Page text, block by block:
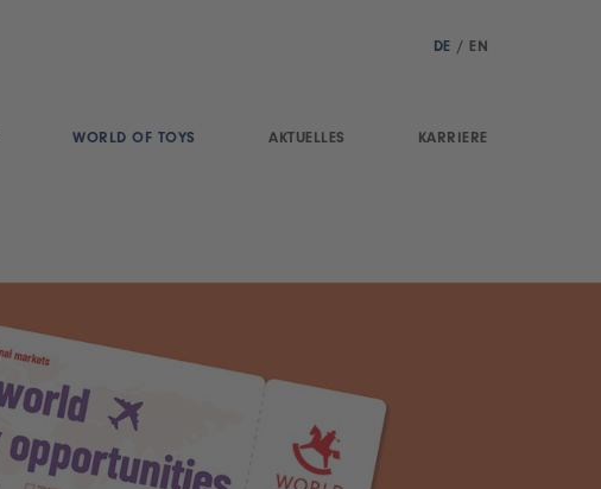
DE / EN
WORLD OF TOYS AKTUELLES KARRIERE